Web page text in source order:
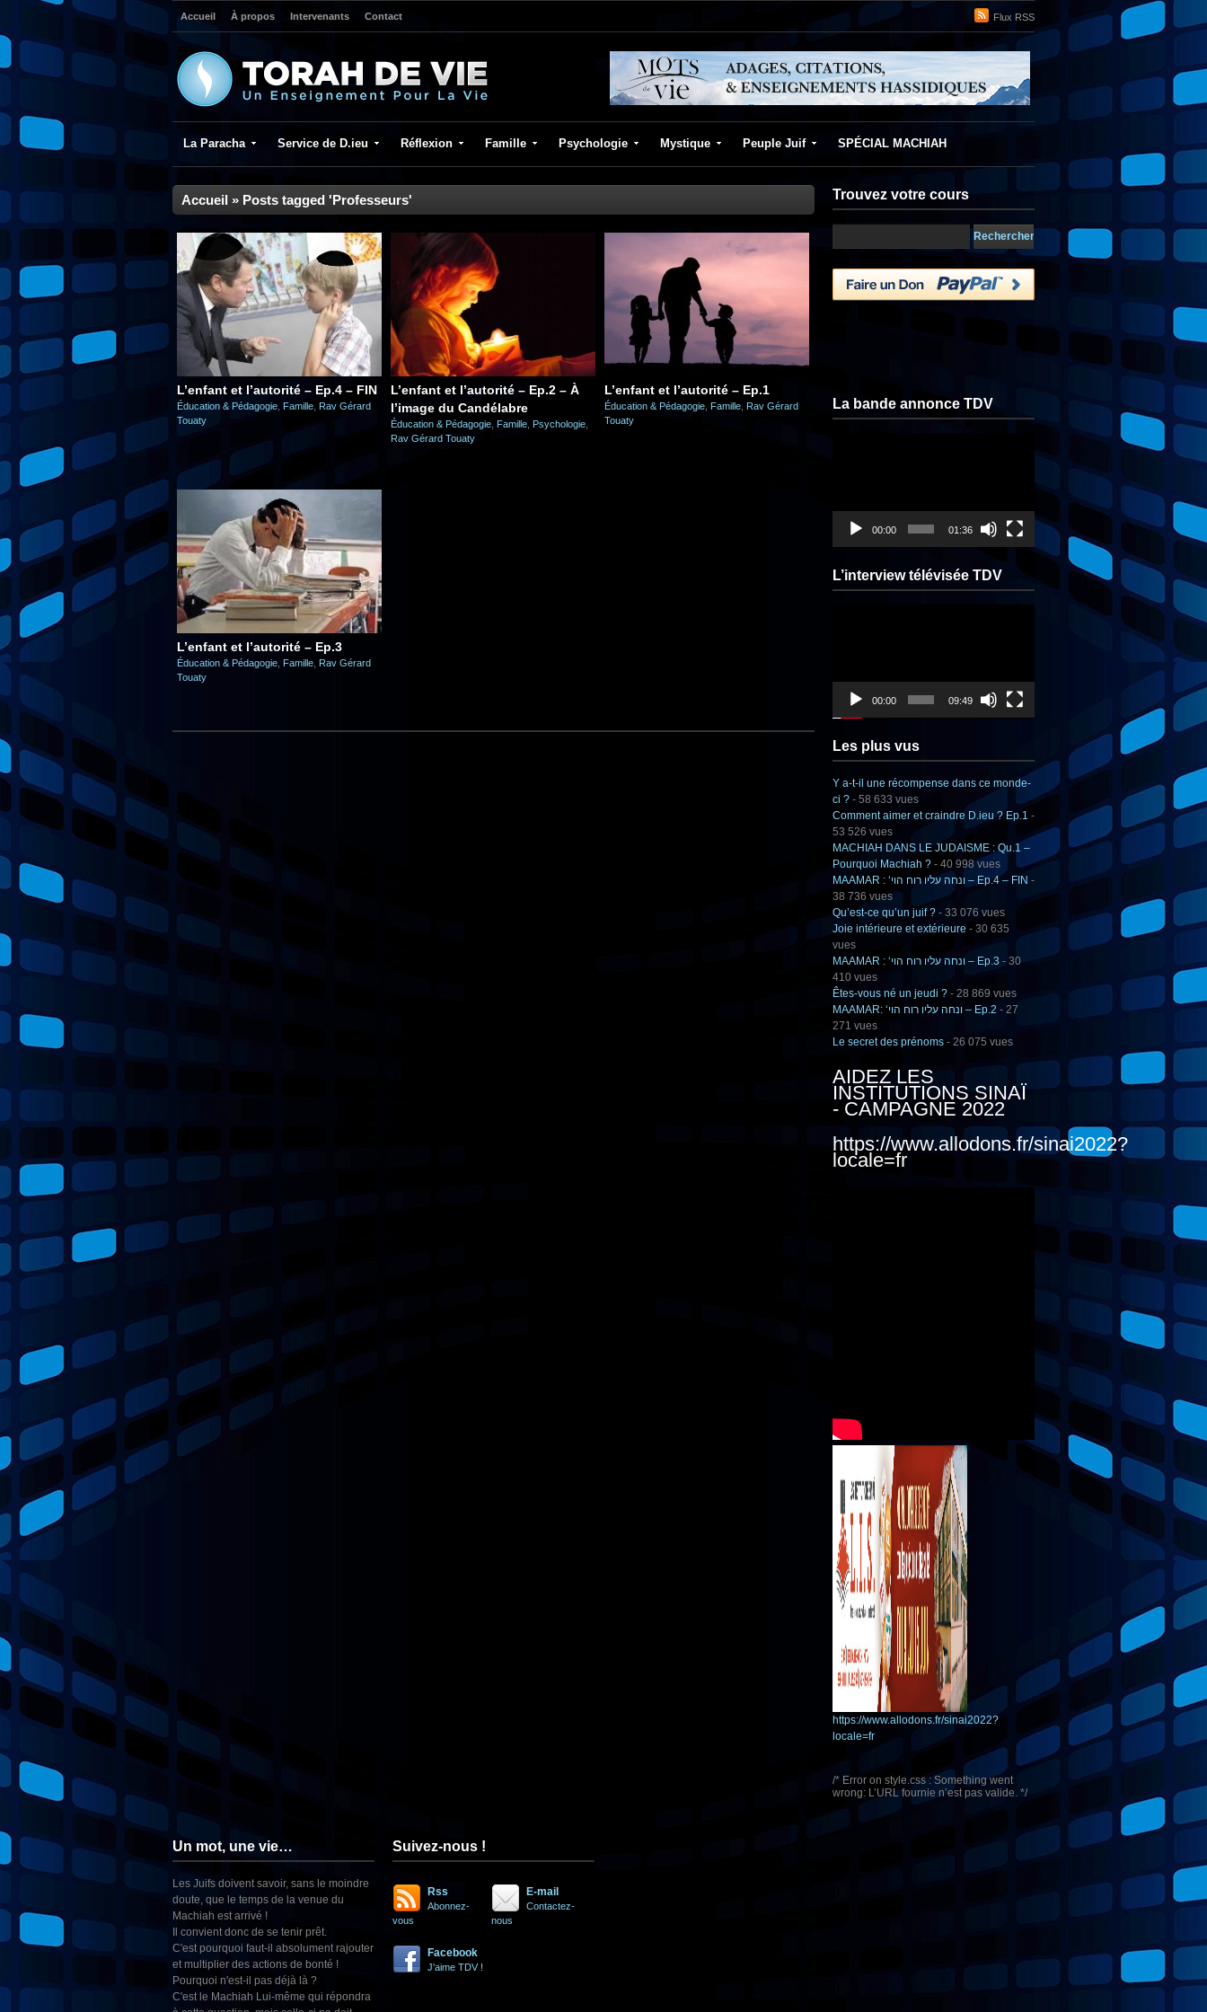
Flux RSS
Accueil À propos Intervenants Contact
La Paracha Service de D.ieu Réflexion Famille Psychologie Mystique Peuple Juif SPÉCIAL MACHIAH
Accueil » Posts tagged 'Professeurs'
L’enfant et l’autorité – Ep.4 – FIN
Éducation & Pédagogie Famille Rav Gérard
Touaty
L’enfant et l’autorité – Ep.2 – À
l’image du Candélabre
Éducation & Pédagogie Famille Psychologie
Rav Gérard Touaty
L’enfant et l’autorité – Ep.1
Éducation & Pédagogie Famille Rav Gérard
Touaty
L’enfant et l’autorité – Ep.3
Éducation & Pédagogie Famille Rav Gérard
Touaty
Trouvez votre cours
La bande annonce TDV
00:00 01:36
L’interview télévisée TDV
00:00 09:49
Les plus vus
Y a-t-il une récompense dans ce monde-
ci ? - 58 633 vues
Comment aimer et craindre D.ieu ? Ep.1 -
53 526 vues
MACHIAH DANS LE JUDAISME : Qu.1 –
Pourquoi Machiah ? - 40 998 vues
MAAMAR : ‘ונחה עליו רוח הוי – Ep.4 – FIN -
38 736 vues
Qu’est-ce qu’un juif ? - 33 076 vues
Joie intérieure et extérieure - 30 635
vues
MAAMAR : ‘ונחה עליו רוח הוי – Ep.3 - 30
410 vues
Êtes-vous né un jeudi ? - 28 869 vues
MAAMAR: ‘ונחה עליו רוח הוי – Ep.2 - 27
271 vues
Le secret des prénoms - 26 075 vues
AIDEZ LES
INSTITUTIONS SINAÏ
- CAMPAGNE 2022
https://www.allodons.fr/sinai2022?
locale=fr
https://www.allodons.fr/sinai2022?
locale=fr
/* Error on style.css : Something went
wrong: L’URL fournie n’est pas valide. */
Un mot, une vie…
Les Juifs doivent savoir, sans le moindre
doute, que le temps de la venue du
Machiah est arrivé !
Il convient donc de se tenir prêt.
C'est pourquoi faut-il absolument rajouter
et multiplier des actions de bonté !
Pourquoi n'est-il pas déjà là ?
C'est le Machiah Lui-même qui répondra
Suivez-nous !
Rss
Abonnez-
vous
E-mail
Contactez-
nous
Facebook
J'aime TDV !